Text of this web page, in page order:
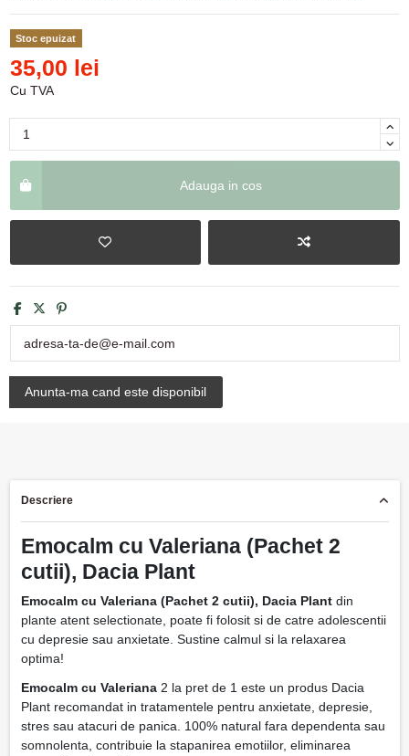
Stoc epuizat
35,00 lei
Cu TVA
Adauga in cos
Descriere
Emocalm cu Valeriana (Pachet 2
cutii), Dacia Plant
Emocalm cu Valeriana (Pachet 2 cutii), Dacia Plantdin
plante atent selectionate, poate fi folosit si de catre adolescentii
cu depresie sau anxietate. Sustine calmul si la relaxarea
optima!
Emocalm cu Valeriana 2 la pret de 1 este un produs Dacia
Plant recomandat in tratamentele pentru anxietate, depresie,
stres sau atacuri de panica. 100% natural fara dependenta sau
somnolenta, contribuie la stapanirea emotiilor, eliminarea